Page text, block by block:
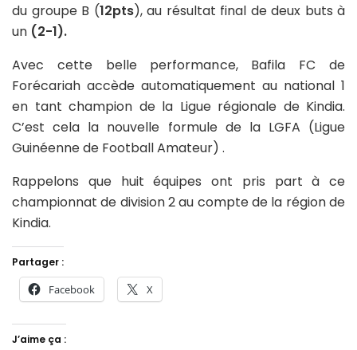
du groupe B (12pts), au résultat final de deux buts à
un (2-1).
Avec cette belle performance, Bafila FC de
Forécariah accède automatiquement au national 1
en tant champion de la Ligue régionale de Kindia.
C’est cela la nouvelle formule de la LGFA (Ligue
Guinéenne de Football Amateur) .
Rappelons que huit équipes ont pris part à ce
championnat de division 2 au compte de la région de
Kindia.
Partager :
Facebook X
J’aime ça :